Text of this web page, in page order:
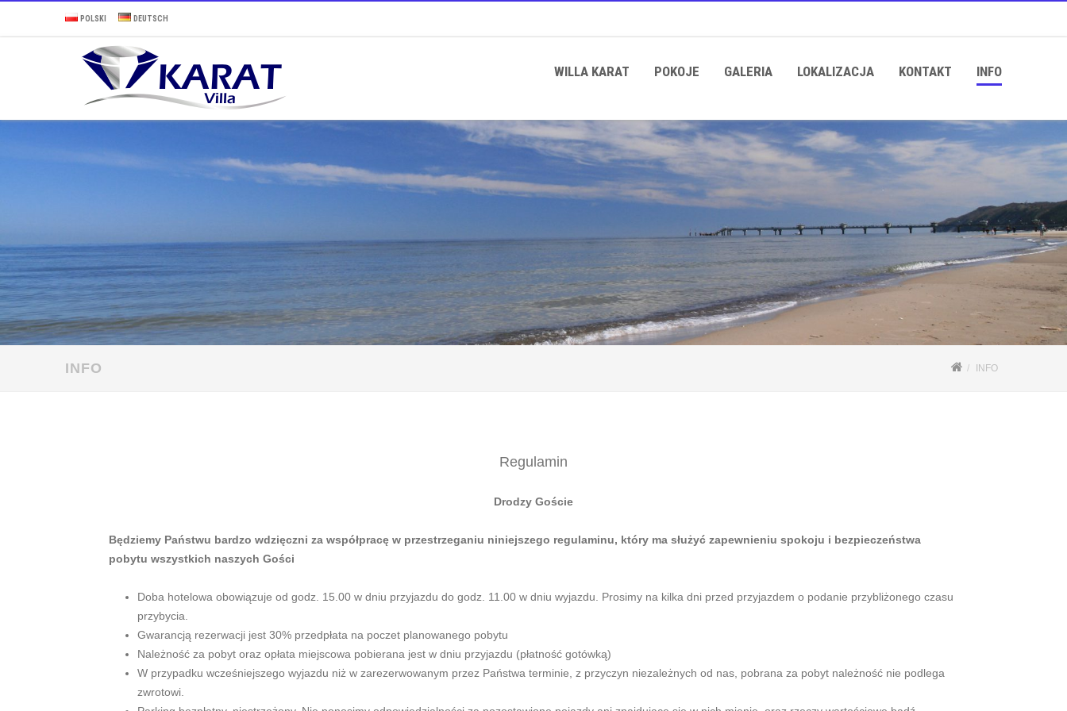
POLSKI DEUTSCH
WILLA KARAT POKOJE GALERIA LOKALIZACJA KONTAKT INFO
INFO INFO
Regulamin
Drodzy Goście
Będziemy Państwu bardzo wdzięczni za współpracę w przestrzeganiu niniejszego regulaminu, który ma służyć zapewnieniu spokoju i bezpieczeństwa
pobytu wszystkich naszych Gości
Doba hotelowa obowiązuje od godz. 15.00 w dniu przyjazdu do godz. 11.00 w dniu wyjazdu. Prosimy na kilka dni przed przyjazdem o podanie przybliżonego czasu
przybycia.
Gwarancją rezerwacji jest 30% przedpłata na poczet planowanego pobytu
Należność za pobyt oraz opłata miejscowa pobierana jest w dniu przyjazdu (płatność gotówką)
W przypadku wcześniejszego wyjazdu niż w zarezerwowanym przez Państwa terminie, z przyczyn niezależnych od nas, pobrana za pobyt należność nie podlega
zwrotowi.